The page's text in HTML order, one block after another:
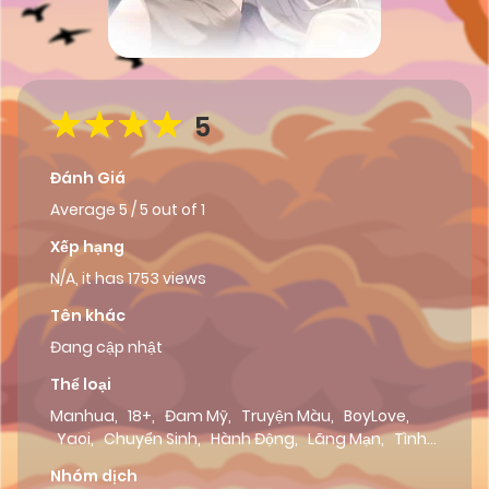
5
Đánh Giá
Average 5 /5 out of 1
Xếp hạng
N/A, it has 1753 views
Tên khác
Đang cập nhật
Thể loại
Manhua, 18+, Đam Mỹ, Truyện Màu, BoyLove,
Yaoi, Chuyển Sinh, Hành Động, Lãng Mạn, Tình
Cảm
Nhóm dịch